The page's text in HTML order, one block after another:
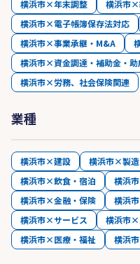
横浜市×年末調整
横浜市×
横浜市×電子帳簿保存法対応
横浜市×事業承継・M&A
横浜市×資金調達・補助金・助
横浜市×労務、社会保険関連
業種
横浜市×建設 横浜市×製造
横浜市×飲食・宿泊
横浜
横浜市×金融・保険
横浜
横浜市×サービス
横浜市×
横浜市×医療・福祉
横浜